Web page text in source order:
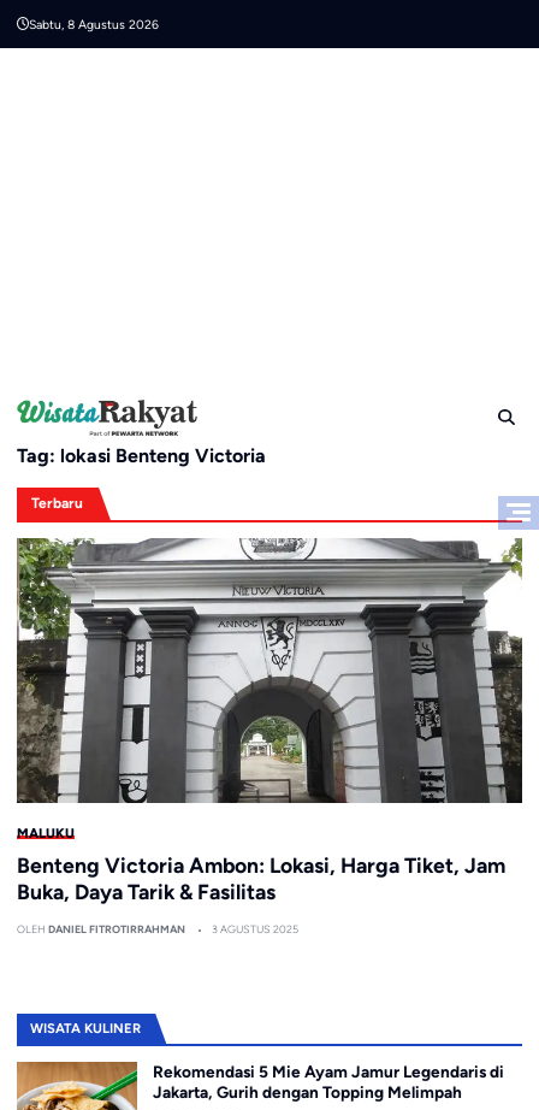
Sabtu, 8 Agustus 2026
Tag: lokasi Benteng Victoria
Terbaru
MALUKU
Benteng Victoria Ambon: Lokasi, Harga Tiket, Jam
Buka, Daya Tarik & Fasilitas
OLEH DANIEL FITROTIRRAHMAN 3 AGUSTUS 2025
WISATA KULINER
Rekomendasi 5 Mie Ayam Jamur Legendaris di
Jakarta, Gurih dengan Topping Melimpah